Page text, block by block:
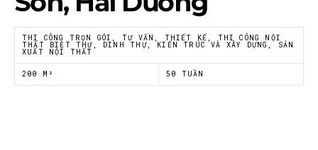
Tôi đồng ý với
Á Đông
THI CÔNG TRỌN GÓI, TƯ VẤN, THIẾT KẾ, THI CÔNG NỘI
THẤT BIỆT THỰ, DINH THỰ, KIẾN TRÚC VÀ XÂY DỰNG, SẢN
XUẤT NỘI THẤT
200 M² 50 TUẦN